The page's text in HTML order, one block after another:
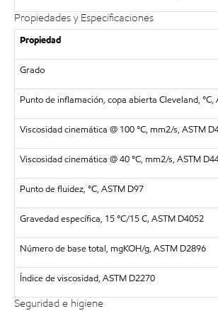
Propiedades y Especificaciones
Propiedad
Grado
Punto de inflamación, copa abierta Cleveland, °C,
Viscosidad cinemática @ 100 °C, mm2/s, ASTM
Viscosidad cinemática @ 40 °C, mm2/s, ASTM
Punto de fluidez, °C, ASTM D97
Gravedad específica, 15 °C/15 C, ASTM D4052
Número de base total, mgKOH/g, ASTM D2896
Índice de viscosidad, ASTM D2270
Seguridad e higiene